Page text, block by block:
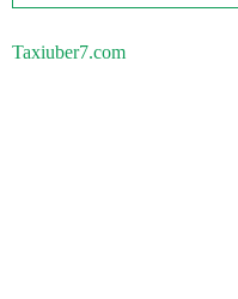
Taxiuber7.com